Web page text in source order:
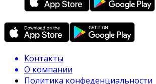
Контакты
О компании
Политика конфеденциальности